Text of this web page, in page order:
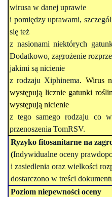
wirusa w danej uprawie
i pomiędzy uprawami,
się też
z nasionami niektórych
Dodatkowo, zagrożenie
jakimi są nicienie
z rodzaju Xiphinema. Wirus
występują licznie gatunki
występują nicienie
z tego samego rodzaju co
przenoszenia TomRSV.
Ryzyko fitosanitarne na
(Indywidualne oceny
i zasiedlenia oraz wielkości
dostarczono w treści
Poziom niepewności oceny